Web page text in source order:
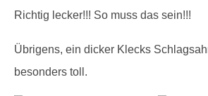
Richtig lecker!!! So muss das sein!!!
Übrigens, ein dicker Klecks
besonders toll.